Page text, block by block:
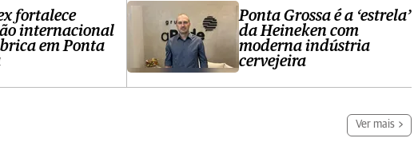
fortalece
internacional
em Ponta
Ponta Grossa é a ‘estrela’
da Heineken com
moderna indústria
cervejeira
Ver mais